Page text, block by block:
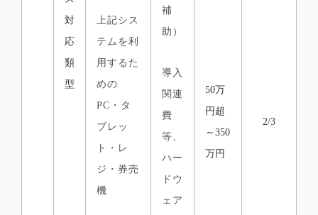
対
応
類
型
上記シス
テムを利
用するた
めの
PC・タ
ブレッ
ト・レ
ジ・券売
機
補
助）
導入
関連
費
等、
ハー
ドウ
ェア
50万
円超
～350
万円
2/3